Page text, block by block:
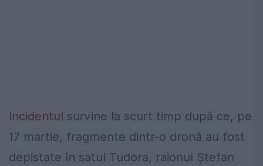
Incidentul survine la scurt timp după ce, pe
17 martie, fragmente dintr-o dronă au fost
depistate în satul Tudora, raionul Ștefan